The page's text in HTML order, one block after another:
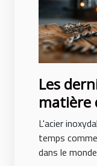
Les
matière
L'acier
temps
dans le